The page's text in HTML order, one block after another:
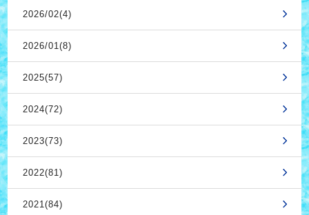
2026/02(4)
2026/01(8)
2025(57)
2024(72)
2023(73)
2022(81)
2021(84)